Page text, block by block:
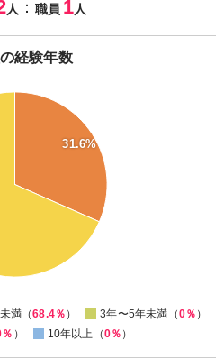
人 ：職員 1人
経験年数
31.6%
満（68.4％ ） 3年〜5年未満（0％ ）
） 10年以上（0％ ）